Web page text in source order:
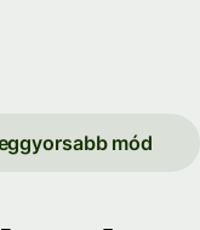
mód